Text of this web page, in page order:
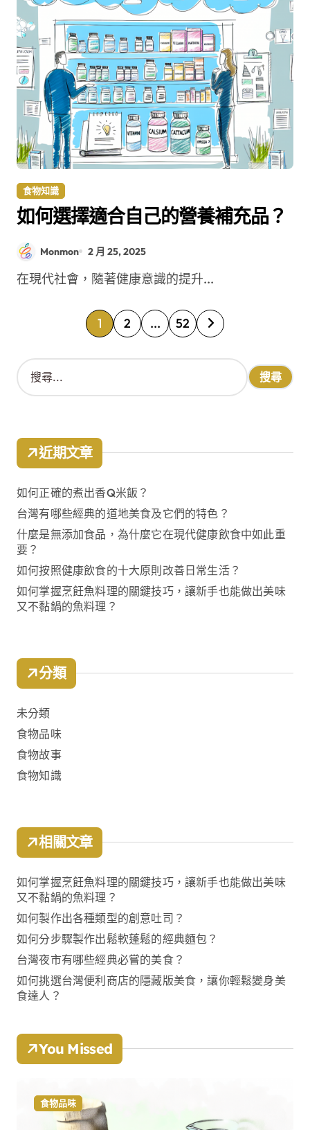
食物知識
如何選擇適合自己的營養補充品？
Monmon 2 月 25, 2025
在現代社會，隨著健康意識的提升...
文
章
1 2 ... 52
搜
尋
關
:
近期文章
如何正確的煮出香Q米飯？
台灣有哪些經典的道地美食及它們的特色？
什麼是無添加食品，為什麼它在現代健康飲食中如此重
要？
如何按照健康飲食的十大原則改善日常生活？
如何掌握烹飪魚料理的關鍵技巧，讓新手也能做出美味
又不黏鍋的魚料理？
分類
未分類
食物品味
食物故事
食物知識
相關文章
如何掌握烹飪魚料理的關鍵技巧，讓新手也能做出美味
又不黏鍋的魚料理？
如何製作出各種類型的創意吐司？
如何分步驟製作出鬆軟蓬鬆的經典麵包？
台灣夜市有哪些經典必嘗的美食？
如何挑選台灣便利商店的隱藏版美食，讓你輕鬆變身美
食達人？
You Missed
食物品味